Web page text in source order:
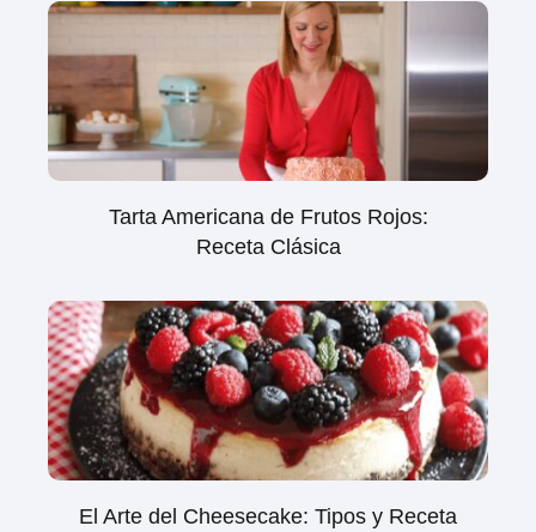
Tarta Americana de Frutos Rojos:
Receta Clásica
El Arte del Cheesecake: Tipos y Receta